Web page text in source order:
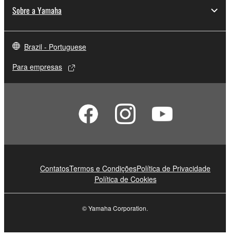
Sobre a Yamaha
Brazil - Portuguese
Para empresas
ContatosTermos e CondiçõesPolítica de Privacidade
Política de Cookies
© Yamaha Corporation.